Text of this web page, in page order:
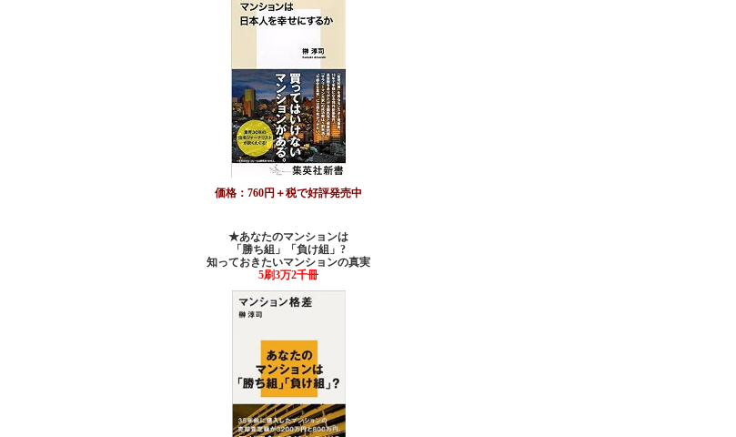
価格：760円＋税で好評発売中
★あなたのマンションは
「勝ち組」「負け組」?
知っておきたいマンションの真実
5刷3万2千冊